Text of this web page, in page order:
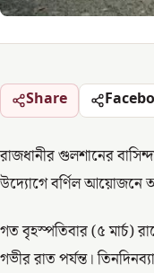
Share
রাজধানীর গুলশানের
উদ্যোগে বর্ণিল আয়োজনে
গত বৃহস্পতিবার (৫ মার্চ)
গভীর রাত পর্যন্ত।